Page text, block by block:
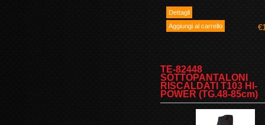
TE-82448
SOTTOPANTALONI
RISCALDATI T103 HI-
POWER (TG.48-85cm)